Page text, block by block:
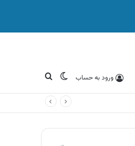
ورود به حساب تغییر پوسته
جستجو برای